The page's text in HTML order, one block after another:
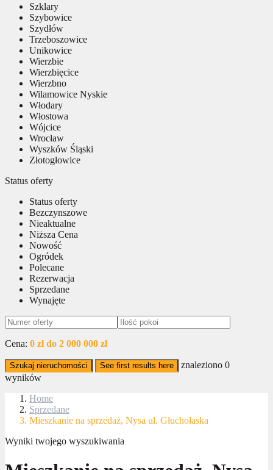
Szklary
Szybowice
Szydłów
Trzeboszowice
Unikowice
Wierzbie
Wierzbięcice
Wierzbno
Wilamowice Nyskie
Włodary
Włostowa
Wójcice
Wrocław
Wyszków Śląski
Złotogłowice
Status oferty
Status oferty
Bezczynszowe
Nieaktualne
Niższa Cena
Nowość
Ogródek
Polecane
Rezerwacja
Sprzedane
Wynajęte
Cena: 0 zł do 2 000 000 zł
Szukaj nieruchomości See first results here znaleziono 0
wyników
Home
Sprzedane
Mieszkanie na sprzedaż, Nysa ul. Głuchołaska
Wyniki twojego wyszukiwania